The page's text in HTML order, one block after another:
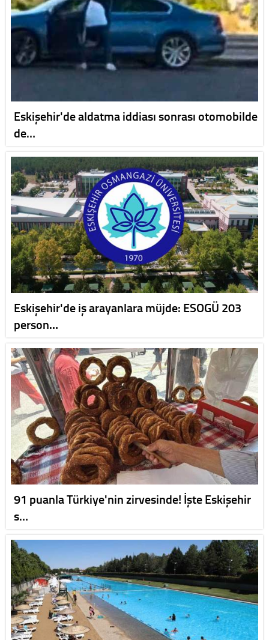
Eskişehir'de aldatma iddiası sonrası otomobilde
de…
Eskişehir'de iş arayanlara müjde: ESOGÜ 203
person…
91 puanla Türkiye'nin zirvesinde! İşte Eskişehir
s…